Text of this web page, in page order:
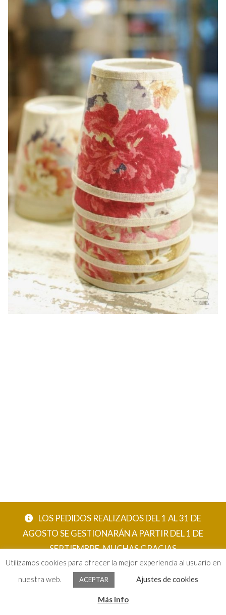
LOS PEDIDOS REALIZADOS DEL 1 AL 31 DE
AGOSTO SE GESTIONARÁN A PARTIR DEL 1 DE
SEPTIEMBRE. MUCHAS GRACIAS
ACEPTAR
Utilizamos cookies para ofrecer la mejor experiencia al usuario en
nuestra web.
ACEPTAR Ajustes de cookies
Más info